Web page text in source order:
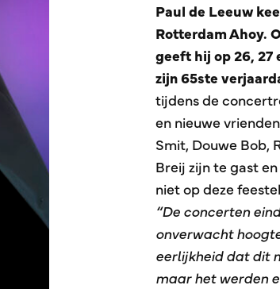
Paul de Leeuw
Rotterdam Ahoy.
geeft hij op 26, 27
zijn 65ste
tijdens de
en nieuwe
Smit, Douwe Bob,
Breij zijn te gast
niet op deze
“De concerten
onverwacht
eerlijkheid dat dit
maar het werden